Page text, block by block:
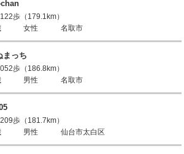
歩（179.1km）
女性 名取市
まっち
歩（186.8km）
男性 名取市
歩（181.7km）
男性 仙台市太白区